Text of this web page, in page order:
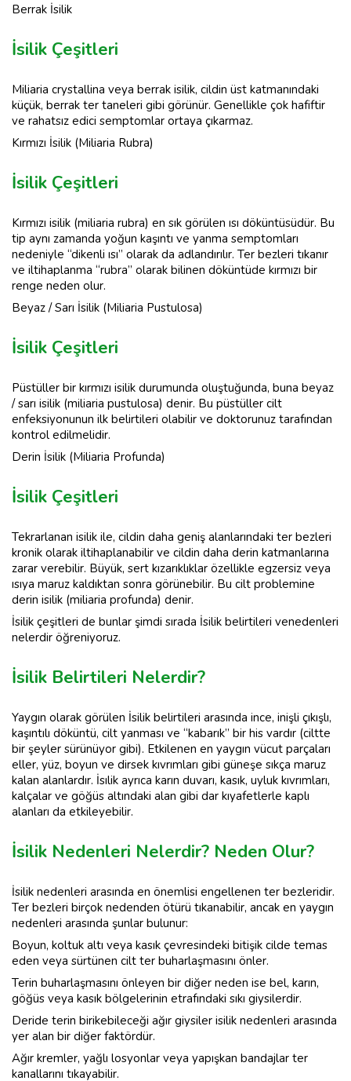
Berrak İsilik
İsilik Çeşitleri
Miliaria crystallina veya berrak isilik, cildin üst katmanındaki
küçük, berrak ter taneleri gibi görünür. Genellikle çok hafiftir
ve rahatsız edici semptomlar ortaya çıkarmaz.
Kırmızı İsilik (Miliaria Rubra)
İsilik Çeşitleri
Kırmızı isilik (miliaria rubra) en sık görülen ısı döküntüsüdür. Bu
tip aynı zamanda yoğun kaşıntı ve yanma semptomları
nedeniyle “dikenli ısı” olarak da adlandırılır. Ter bezleri tıkanır
ve iltihaplanma “rubra” olarak bilinen döküntüde kırmızı bir
renge neden olur.
Beyaz / Sarı İsilik (Miliaria Pustulosa)
İsilik Çeşitleri
Püstüller bir kırmızı isilik durumunda oluştuğunda, buna beyaz
/ sarı isilik (miliaria pustulosa) denir. Bu püstüller cilt
enfeksiyonunun ilk belirtileri olabilir ve doktorunuz tarafından
kontrol edilmelidir.
Derin İsilik (Miliaria Profunda)
İsilik Çeşitleri
Tekrarlanan isilik ile, cildin daha geniş alanlarındaki ter bezleri
kronik olarak iltihaplanabilir ve cildin daha derin katmanlarına
zarar verebilir. Büyük, sert kızarıklıklar özellikle egzersiz veya
ısıya maruz kaldıktan sonra görünebilir. Bu cilt problemine
derin isilik (miliaria profunda) denir.
İsilik çeşitleri de bunlar şimdi sırada İsilik belirtileri venedenleri
nelerdir öğreniyoruz.
İsilik Belirtileri Nelerdir?
Yaygın olarak görülen İsilik belirtileri arasında ince, inişli çıkışlı,
kaşıntılı döküntü, cilt yanması ve “kabarık” bir his vardır (ciltte
bir şeyler sürünüyor gibi). Etkilenen en yaygın vücut parçaları
eller, yüz, boyun ve dirsek kıvrımları gibi güneşe sıkça maruz
kalan alanlardır. İsılik ayrıca karın duvarı, kasık, uyluk kıvrımları,
kalçalar ve göğüs altındaki alan gibi dar kıyafetlerle kaplı
alanları da etkileyebilir.
İsilik Nedenleri Nelerdir? Neden Olur?
İsilik nedenleri arasında en önemlisi engellenen ter bezleridir.
Ter bezleri birçok nedenden ötürü tıkanabilir, ancak en yaygın
nedenleri arasında şunlar bulunur:
Boyun, koltuk altı veya kasık çevresindeki bitişik cilde temas
eden veya sürtünen cilt ter buharlaşmasını önler.
Terin buharlaşmasını önleyen bir diğer neden ise bel, karın,
göğüs veya kasık bölgelerinin etrafındaki sıkı giysilerdir.
Deride terin birikebileceği ağır giysiler isilik nedenleri arasında
yer alan bir diğer faktördür.
Ağır kremler, yağlı losyonlar veya yapışkan bandajlar ter
kanallarını tıkayabilir.